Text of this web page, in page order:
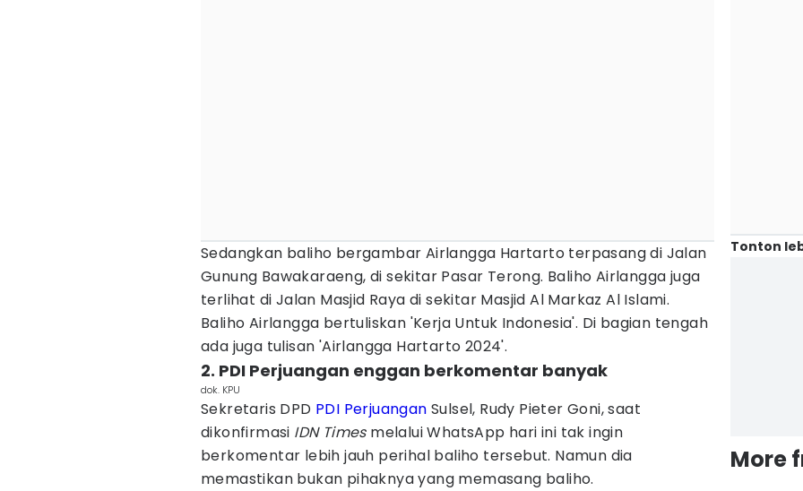
Sedangkan baliho bergambar Airlangga Hartarto terpasang di Jalan
Gunung Bawakaraeng, di sekitar Pasar Terong. Baliho Airlangga juga
terlihat di Jalan Masjid Raya di sekitar Masjid Al Markaz Al Islami.
Baliho Airlangga bertuliskan 'Kerja Untuk Indonesia'. Di bagian tengah
ada juga tulisan 'Airlangga Hartarto 2024'.
2. PDI Perjuangan enggan berkomentar banyak
dok. KPU
Sekretaris DPD PDI Perjuangan Sulsel, Rudy Pieter Goni, saat
dikonfirmasi IDN Timesmelalui WhatsApp hari ini tak ingin
berkomentar lebih jauh perihal baliho tersebut. Namun dia
memastikan bukan pihaknya yang memasang baliho.
Tonton
More